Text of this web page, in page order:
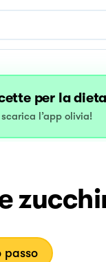
per la
l’app olivia!
passo